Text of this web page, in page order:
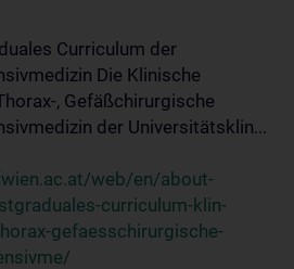
Curriculum der
Die Klinische
, Gefäßchirurgische
der Universitätsklin...
web/en/about-
curriculum-klin-
gefaesschirurgische-